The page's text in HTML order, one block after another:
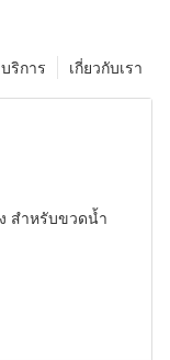
เกี่ยวกับเรา
บริการ